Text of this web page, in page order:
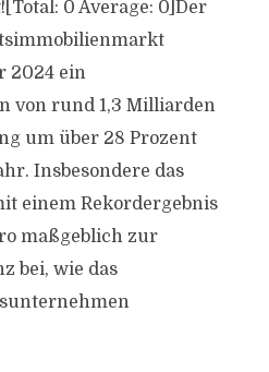
0 Average: 0]Der
2024 ein
von rund 1,3 Milliarden
um über 28 Prozent
Insbesondere das
einem Rekordergebnis
maßgeblich zur
bei, wie das